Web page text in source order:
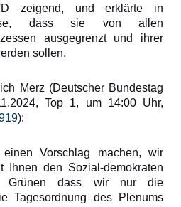
zeigend, und erklärte in
dass sie von allen
ausgegrenzt und ihrer
sollen.
Merz (Deutscher Bundestag
Top 1, um 14:00 Uhr,
):
Vorschlag machen, wir
Ihnen den Sozial-demokraten
Grünen dass wir nur die
Tagesordnung des Plenums